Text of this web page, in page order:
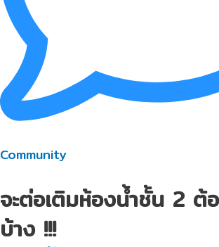
Community
จะต่อเติมห้องน้ำชั้น 2 ต้อ
บ้าง !!!